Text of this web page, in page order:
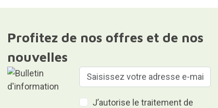
Profitez de nos offres et de nos
nouvelles
J’autorise le traitement de